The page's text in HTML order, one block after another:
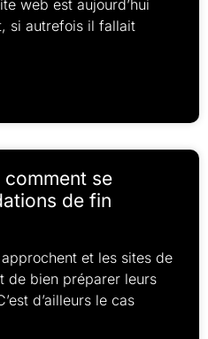
web est aujourd’hui
si autrefois il fallait
se
de fin
et les sites de
de bien préparer leurs
d’ailleurs le cas